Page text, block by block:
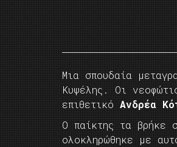
Μια σπουδαία
Κυψέλης. Οι
επιθετικό Ανδρέα
Ο παίκτης τα βρήκε
ολοκληρώθηκε με